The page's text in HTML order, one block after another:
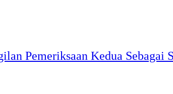
Pemeriksaan Kedua Sebagai